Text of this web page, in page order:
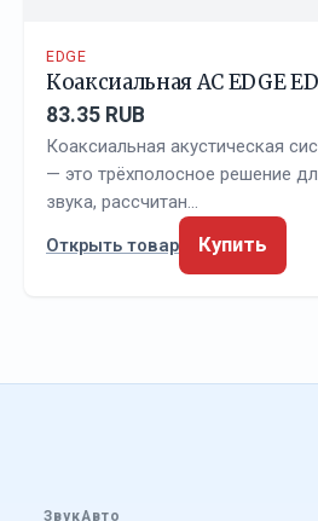
EDGE
Коаксиальная АС EDGE
83.35 RUB
Коаксиальная акустическая
— это трёхполосное решение
звука, рассчитан…
Открыть товар
Купить
ЗвукАвто